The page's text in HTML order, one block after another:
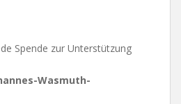
Spende zur Unterstützung
Wasmuth-